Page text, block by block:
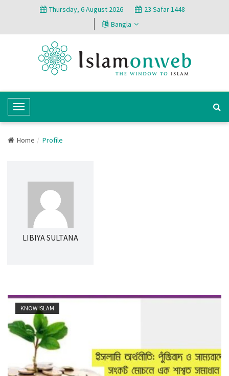
Thursday, 6 August 2026
23 Safar 1448
Bangla
T
o
g
n
Home Profile
LIBIYA SULTANA
KNOW ISLAM